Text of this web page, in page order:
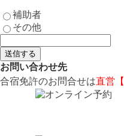
補助者
その他
送信する
お問い合わせ先
合宿免許のお問合せは直営